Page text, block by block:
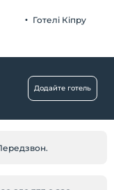
Готелі Кіпру
Додайте готель